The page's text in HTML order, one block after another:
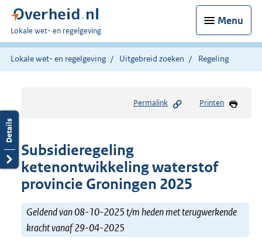
Menu
U
bent
hier:
Lokale wet- en regelgeving
Lokale wet- en regelgeving Uitgebreid zoeken Regeling
Permalink Printen
Subsidieregeling
ketenontwikkeling waterstof
provincie Groningen 2025
Geldend van 08-10-2025 t/m heden met terugwerkende
kracht vanaf 29-04-2025